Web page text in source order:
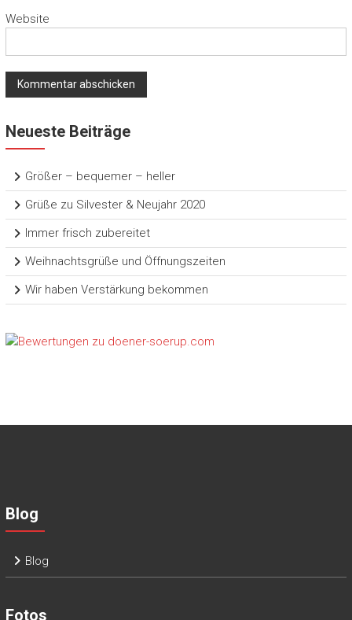
Website
Neueste Beiträge
Größer – bequemer – heller
Grüße zu Silvester & Neujahr 2020
Immer frisch zubereitet
Weihnachtsgrüße und Öffnungszeiten
Wir haben Verstärkung bekommen
Blog
Blog
Fotos